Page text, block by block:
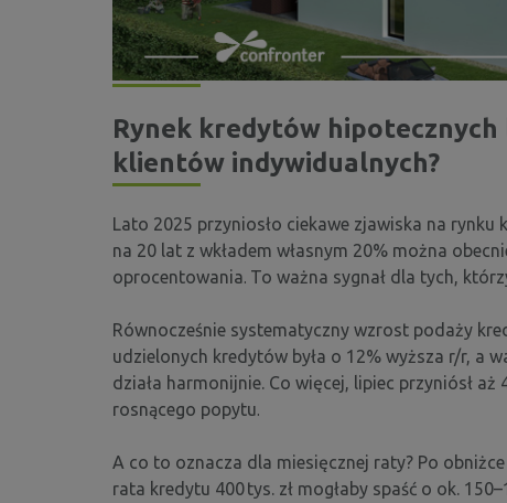
Rynek kredytów hipotecznych
klientów indywidualnych?
Lato 2025 przyniosło ciekawe zjawiska na
na 20 lat z wkładem własnym 20% można
oprocentowania. To ważna sygnał dla tych,
Równocześnie systematyczny wzrost podaży
udzielonych kredytów była o 12% wyższa r/r, a
działa harmonijnie. Co więcej, lipiec przyniósł
rosnącego popytu.
A co to oznacza dla miesięcznej raty? Po
rata kredytu 400 tys. zł mogłaby spaść o ok.